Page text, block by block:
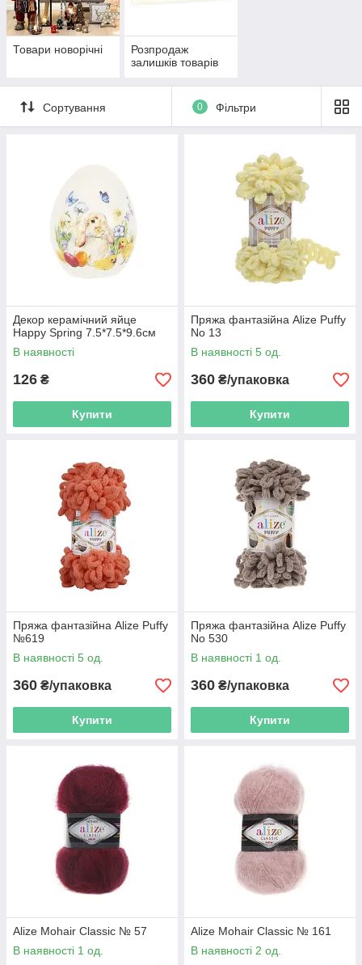
Товари новорічні
Розпродаж
залишків товарів
Сортування 0 Фільтри
Декор керамічний яйце
Happy Spring 7.5*7.5*9.6см
В наявності
126 ₴
Купити
Пряжа фантазійна Alize Puffy
No 13
В наявності 5 од.
360 ₴/упаковка
Купити
Пряжа фантазійна Alize Puffy
№619
В наявності 5 од.
360 ₴/упаковка
Купити
Пряжа фантазійна Alize Puffy
No 530
В наявності 1 од.
360 ₴/упаковка
Купити
Alize Mohair Classic № 57
В наявності 1 од.
Alize Mohair Classic № 161
В наявності 2 од.